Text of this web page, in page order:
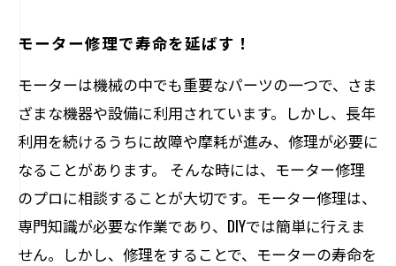
お客様のニーズに合わせたカスタマイズも可
モーター修理で寿命を延ばす！
モーターは機械の中でも重要なパーツの一つで、さま
ざまな機器や設備に利用されています。しかし、長年
利用を続けるうちに故障や摩耗が進み、修理が必要に
なることがあります。 そんな時には、モーター修理
のプロに相談することが大切です。モーター修理は、
専門知識が必要な作業であり、DIYでは簡単に行えま
せん。しかし、修理をすることで、モーターの寿命を